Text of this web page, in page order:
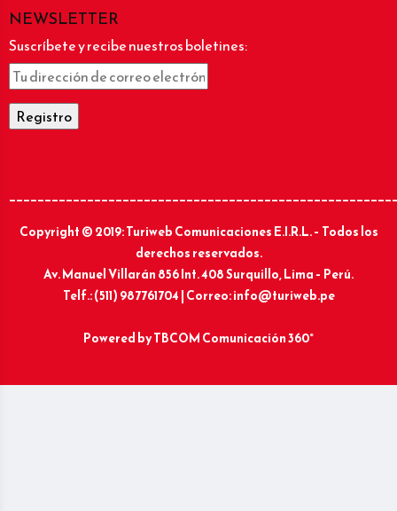
NEWSLETTER
Suscríbete y recibe nuestros boletines:
Copyright © 2019: Turiweb Comunicaciones E.I.R.L. – Todos los
derechos reservados.
Av. Manuel Villarán 856 Int. 408 Surquillo, Lima – Perú.
Telf.: (511) 987761704 | Correo: info@turiweb.pe
Powered byTBCOM Comunicación 360°